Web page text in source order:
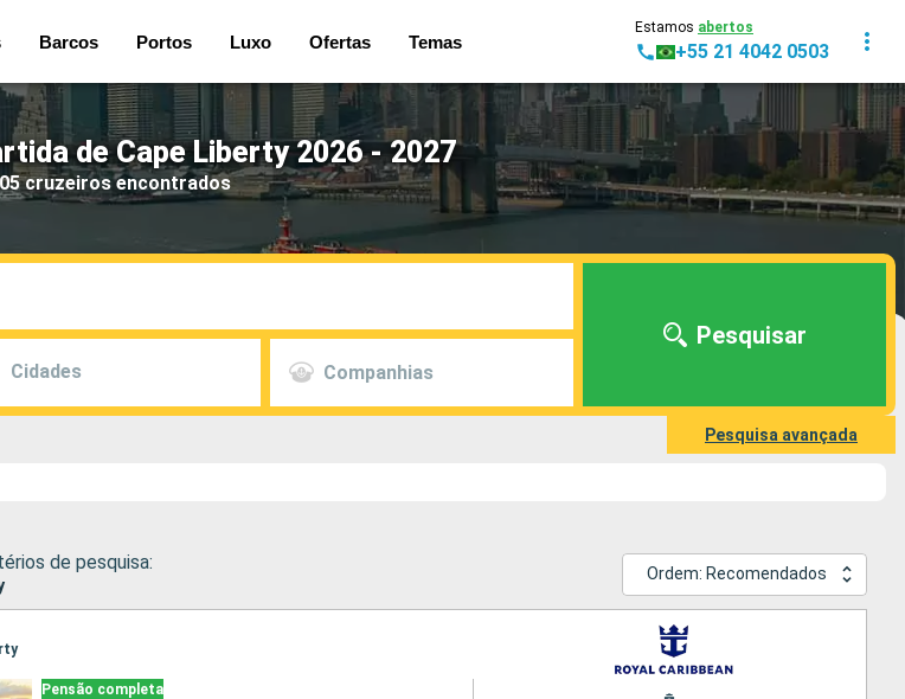
Barcos Portos Luxo Ofertas Temas
Estamos abertos
+55 21 4042 0503
de Cape Liberty 2026 - 2027
cruzeiros encontrados
Cidades Companhias
Pesquisar
Pesquisa avançada
de pesquisa:
Ordem: Recomendados
Pensão completa